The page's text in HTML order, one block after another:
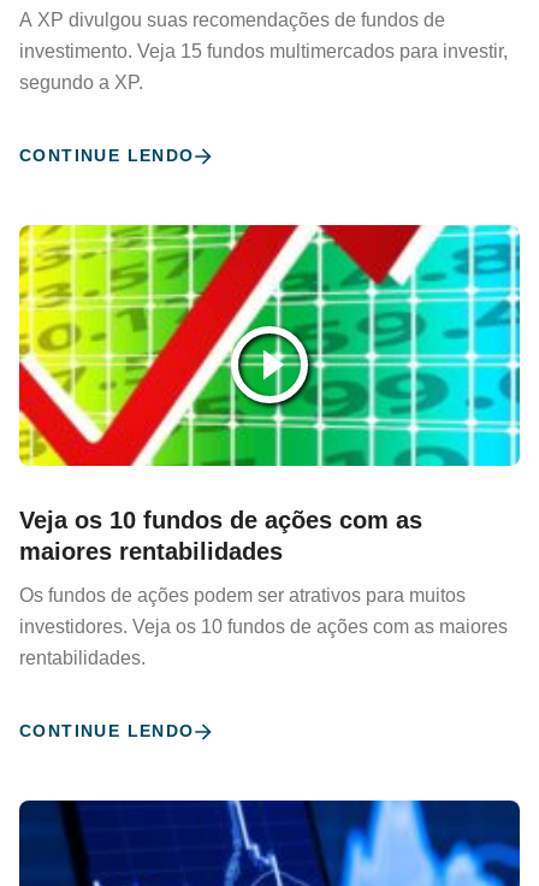
A XP divulgou suas recomendações de fundos de
investimento. Veja 15 fundos multimercados para investir,
segundo a XP.
CONTINUE LENDO
Veja os 10 fundos de ações com as
maiores rentabilidades
Os fundos de ações podem ser atrativos para muitos
investidores. Veja os 10 fundos de ações com as maiores
rentabilidades.
CONTINUE LENDO